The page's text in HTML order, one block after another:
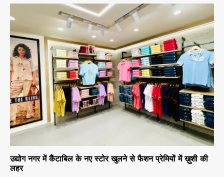
उद्योग नगर में कैंटाबिल के नए स्टोर खुलने से फैशन प्रेमियों में ख़ुशी की
लहर